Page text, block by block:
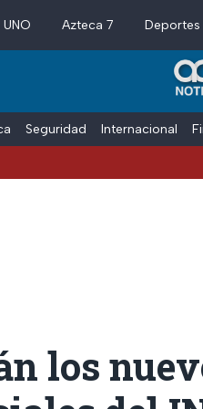
Azteca 7 Deportes
Seguridad Internacional
los